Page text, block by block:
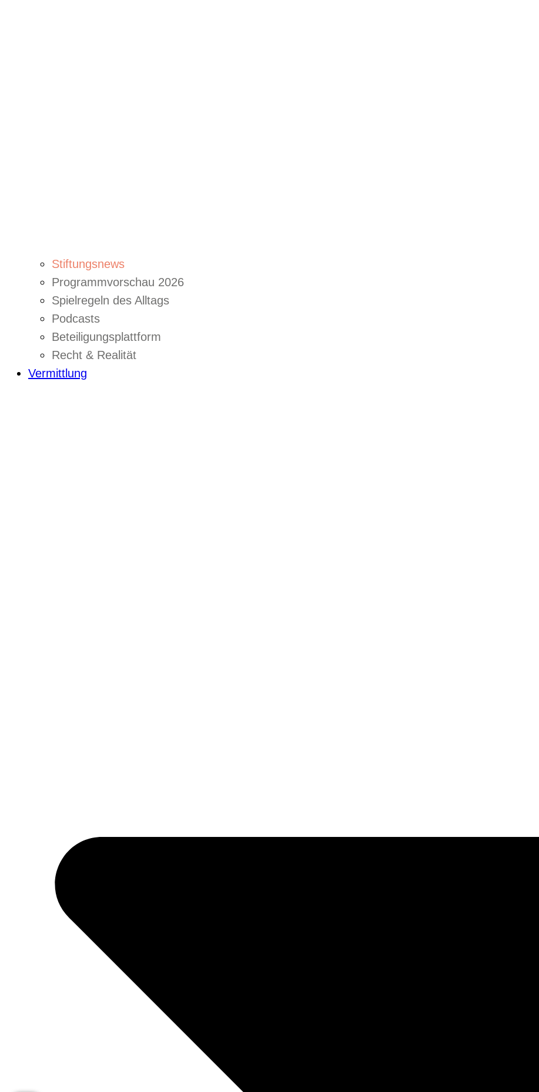
Stiftungsnews
Programmvorschau 2026
Spielregeln des Alltags
Podcasts
Beteiligungsplattform
Recht & Realität
Vermittlung